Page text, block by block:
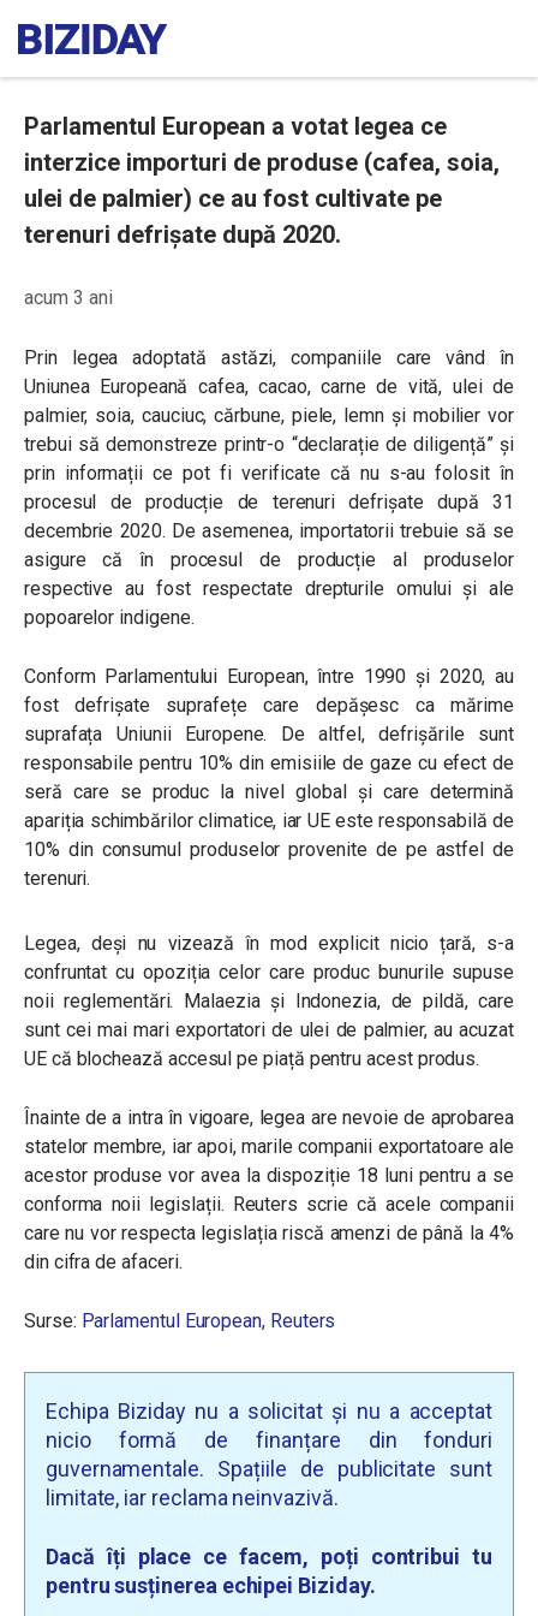
Parlamentul European a votat legea ce
interzice importuri de produse (cafea, soia,
ulei de palmier) ce au fost cultivate pe
terenuri defrișate după 2020.
acum 3 ani
Prin legea adoptată astăzi, companiile care vând în
Uniunea Europeană cafea, cacao, carne de vită, ulei de
palmier, soia, cauciuc, cărbune, piele, lemn și mobilier vor
trebui să demonstreze printr-o “declarație de diligență” și
prin informații ce pot fi verificate că nu s-au folosit în
procesul de producție de terenuri defrișate după 31
decembrie 2020. De asemenea, importatorii trebuie să se
asigure că în procesul de producție al produselor
respective au fost respectate drepturile omului și ale
popoarelor indigene.
Conform Parlamentului European, între 1990 și 2020, au
fost defrișate suprafețe care depășesc ca mărime
suprafața Uniunii Europene. De altfel, defrișările sunt
responsabile pentru 10% din emisiile de gaze cu efect de
seră care se produc la nivel global și care determină
apariția schimbărilor climatice, iar UE este responsabilă de
10% din consumul produselor provenite de pe astfel de
terenuri.
Legea, deși nu vizează în mod explicit nicio țară, s-a
confruntat cu opoziția celor care produc bunurile supuse
noii reglementări. Malaezia și Indonezia, de pildă, care
sunt cei mai mari exportatori de ulei de palmier, au acuzat
UE că blochează accesul pe piață pentru acest produs.
Înainte de a intra în vigoare, legea are nevoie de aprobarea
statelor membre, iar apoi, marile companii exportatoare ale
acestor produse vor avea la dispoziție 18 luni pentru a se
conforma noii legislații. Reuters scrie că acele companii
care nu vor respecta legislația riscă amenzi de până la 4%
din cifra de afaceri.
Surse: Parlamentul European, Reuters
Echipa Biziday nu a solicitat și nu a acceptat
nicio formă de finanțare din fonduri
guvernamentale. Spațiile de publicitate sunt
limitate, iar reclama neinvazivă.
Dacă îți place ce facem, poți contribui tu
pentru susținerea echipei Biziday.